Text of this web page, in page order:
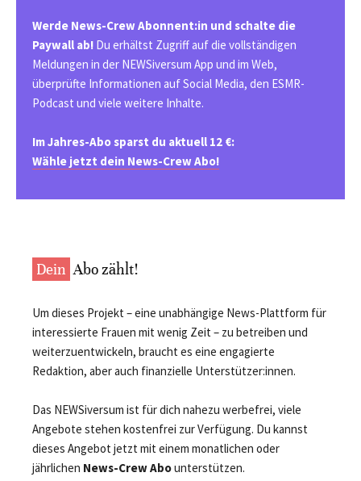
Werde News-Crew Abonnent:in und schalte die
Paywall ab! Du erhältst Zugriff auf die vollständigen
Meldungen in der NEWSiversum App und im Web,
überprüfte Informationen auf Social Media, den ESMR-
Podcast und viele weitere Inhalte.
Im Jahres-Abo sparst du aktuell 12 €:
Wähle jetzt dein News-Crew Abo!
Dein Abo zählt!
Um dieses Projekt – eine unabhängige News-Plattform für
interessierte Frauen mit wenig Zeit – zu betreiben und
weiterzuentwickeln, braucht es eine engagierte
Redaktion, aber auch finanzielle Unterstützer:innen.
Das NEWSiversum ist für dich nahezu werbefrei, viele
Angebote stehen kostenfrei zur Verfügung. Du kannst
dieses Angebot jetzt mit einem monatlichen oder
jährlichen News-Crew Abounterstützen.